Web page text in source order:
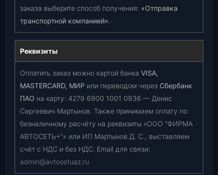
заказа выберите способ получения: «Отправка
транспортной компанией».
Реквизиты
Оплатить заказ можно картой банка VISA,
MASTERCARD, МИР или переводом через Сбербанк
ПАО на карту: 4279 6900 1001 0936 — Денис
Сергеевич Мартынов. Также принимаем оплату по
безналичному расчёту на реквизиты «ООО “ФИРМА
АВТОСЕТЬ+”» или ИП Мартынов Д. С., выставляем
счёт с НДС и без НДС. Email для связи:
admin@avtosetuaz.ru